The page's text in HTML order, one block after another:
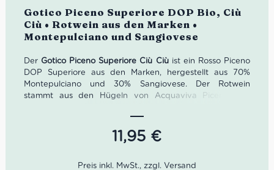
Gotico Piceno Superiore DOP Bio, Ciù
Ciù • Rotwein aus den Marken •
Montepulciano und Sangiovese
Der Gotico Piceno Superiore Ciù Ciùist ein Rosso Piceno
DOP Superiore aus den Marken, hergestellt aus 70%
Montepulciano und 30% Sangiovese. Der Rotwein
stammt aus den Hügeln von Acquaviva Picena und
Monate in Eichenfässern sowie weitere 6 Monate in der
Flasche. Im Glas zeigt er ein intensives Rot mit leicht
granatrotem Rand; in der Nase verbinden sich Vanille
körperreich und warm. Ein charaktervoller italienischer
11,95 €
mit4.75
von 5